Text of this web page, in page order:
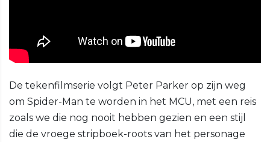
De tekenfilmserie volgt Peter Parker op zijn weg
om Spider-Man te worden in het MCU, met een reis
zoals we die nog nooit hebben gezien en een stijl
die de vroege stripboek-roots van het personage